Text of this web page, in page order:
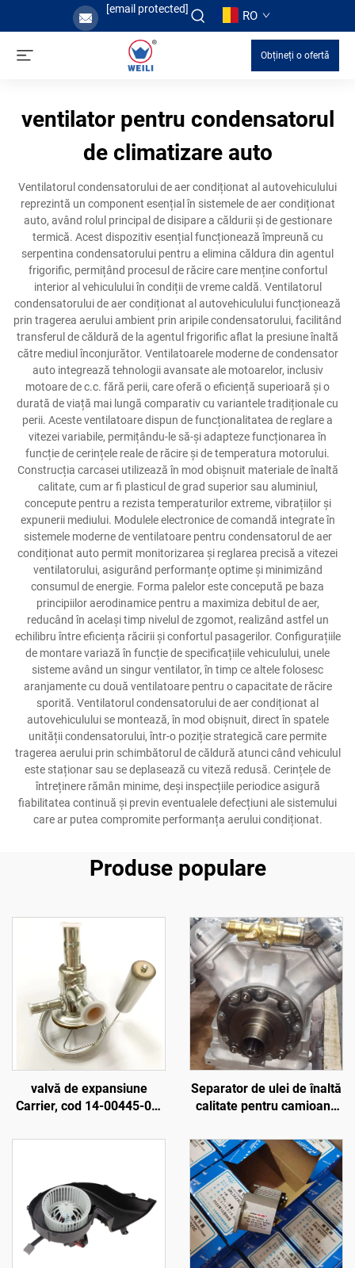
[email protected] RO
Obțineți o ofertă
ventilator pentru condensatorul
de climatizare auto
Ventilatorul condensatorului de aer condiționat al autovehiculului
reprezintă un component esențial în sistemele de aer condiționat
auto, având rolul principal de disipare a căldurii și de gestionare
termică. Acest dispozitiv esențial funcționează împreună cu
serpentina condensatorului pentru a elimina căldura din agentul
frigorific, permițând procesul de răcire care menține confortul
interior al vehiculului în condiții de vreme caldă. Ventilatorul
condensatorului de aer condiționat al autovehiculului funcționează
prin tragerea aerului ambient prin aripile condensatorului, facilitând
transferul de căldură de la agentul frigorific aflat la presiune înaltă
către mediul înconjurător. Ventilatoarele moderne de condensator
auto integrează tehnologii avansate ale motoarelor, inclusiv
motoare de c.c. fără perii, care oferă o eficiență superioară și o
durată de viață mai lungă comparativ cu variantele tradiționale cu
perii. Aceste ventilatoare dispun de funcționalitatea de reglare a
vitezei variabile, permițându-le să-și adapteze funcționarea în
funcție de cerințele reale de răcire și de temperatura motorului.
Construcția carcasei utilizează în mod obișnuit materiale de înaltă
calitate, cum ar fi plasticul de grad superior sau aluminiul,
concepute pentru a rezista temperaturilor extreme, vibrațiilor și
expunerii mediului. Modulele electronice de comandă integrate în
sistemele moderne de ventilatoare pentru condensatorul de aer
condiționat auto permit monitorizarea și reglarea precisă a vitezei
ventilatorului, asigurând performanțe optime și minimizând
consumul de energie. Forma palelor este concepută pe baza
principiilor aerodinamice pentru a maximiza debitul de aer,
reducând în același timp nivelul de zgomot, realizând astfel un
echilibru între eficiența răcirii și confortul pasagerilor. Configurațiile
de montare variază în funcție de specificațiile vehiculului, unele
sisteme având un singur ventilator, în timp ce altele folosesc
aranjamente cu două ventilatoare pentru o capacitate de răcire
sporită. Ventilatorul condensatorului de aer condiționat al
autovehiculului se montează, în mod obișnuit, direct în spatele
unității condensatorului, într-o poziție strategică care permite
tragerea aerului prin schimbătorul de căldură atunci când vehiculul
este staționar sau se deplasează cu viteză redusă. Cerințele de
întreținere rămân minime, deși inspecțiile periodice asigură
fiabilitatea continuă și previn eventualele defecțiuni ale sistemului
care ar putea compromite performanța aerului condiționat.
Produse populare
valvă de expansiune
Carrier, cod 14-00445-01,
fabrică pentru
pentru vehicule frigorifice
Separator de ulei de înaltă
calitate pentru camioane
60059-01, separator de
ulei Carrier Transicold
Xarios 300/350/Viento 300